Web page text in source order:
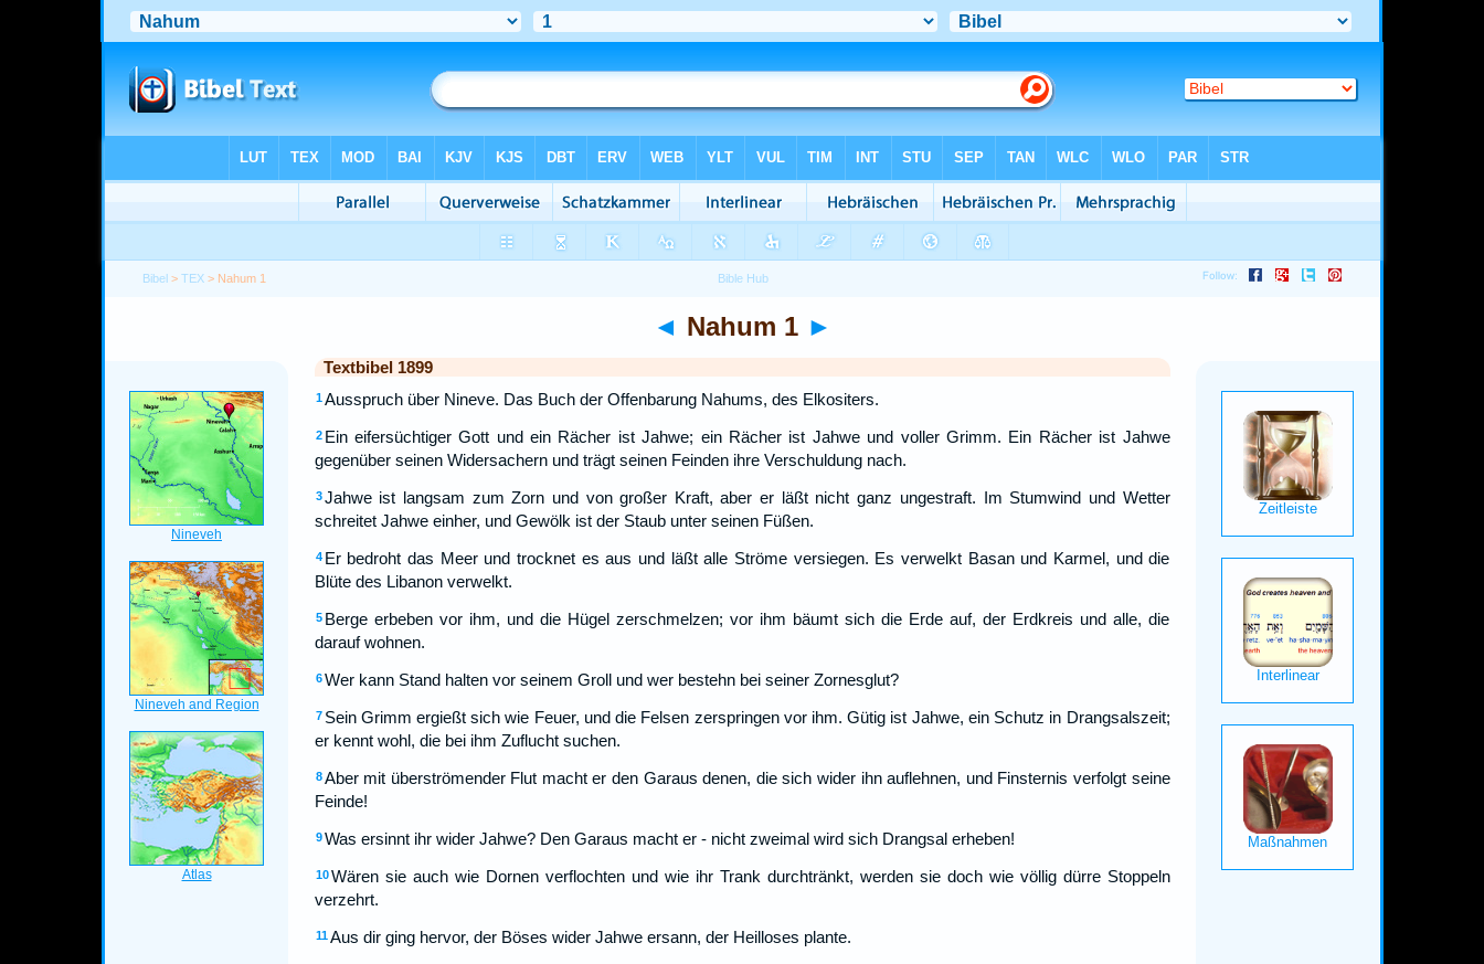
Bibel >TEX > Nahum 1
◄ Nahum 1 ►
Textbibel 1899
1 Ausspruch über Nineve. Das Buch der Offenbarung Nahums, des Elkositers.
2 Ein eifersüchtiger Gott und ein Rächer ist Jahwe; ein Rächer ist Jahwe und voller Grimm. Ein Rächer ist Jahwe
gegenüber seinen Widersachern und trägt seinen Feinden ihre Verschuldung nach.
3 Jahwe ist langsam zum Zorn und von großer Kraft, aber er läßt nicht ganz ungestraft. Im Stumwind und Wetter
schreitet Jahwe einher, und Gewölk ist der Staub unter seinen Füßen.
4 Er bedroht das Meer und trocknet es aus und läßt alle Ströme versiegen. Es verwelkt Basan und Karmel, und die
Blüte des Libanon verwelkt.
5 Berge erbeben vor ihm, und die Hügel zerschmelzen; vor ihm bäumt sich die Erde auf, der Erdkreis und alle, die
darauf wohnen.
6 Wer kann Stand halten vor seinem Groll und wer bestehn bei seiner Zornesglut?
7 Sein Grimm ergießt sich wie Feuer, und die Felsen zerspringen vor ihm. Gütig ist Jahwe, ein Schutz in Drangsalszeit;
er kennt wohl, die bei ihm Zuflucht suchen.
8 Aber mit überströmender Flut macht er den Garaus denen, die sich wider ihn auflehnen, und Finsternis verfolgt seine
Feinde!
9 Was ersinnt ihr wider Jahwe? Den Garaus macht er - nicht zweimal wird sich Drangsal erheben!
10 Wären sie auch wie Dornen verflochten und wie ihr Trank durchtränkt, werden sie doch wie völlig dürre Stoppeln
verzehrt.
11 Aus dir ging hervor, der Böses wider Jahwe ersann, der Heilloses plante.